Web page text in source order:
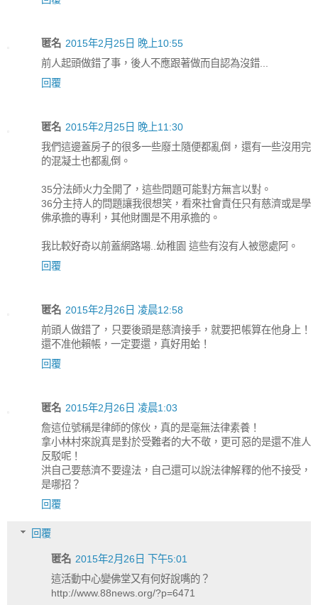
匿名 2015年2月25日 晚上10:55
前人起頭做錯了事，後人不應跟著做而自認為沒錯...
回覆
匿名 2015年2月25日 晚上11:30
我們這邊蓋房子的很多一些廢土隨便都亂倒，還有一些沒用完
的混凝土也都亂倒。
35分法師火力全開了，這些問題可能對方無言以對。
36分主持人的問題讓我很想笑，看來社會責任只有慈濟或是學
佛承擔的專利，其他財團是不用承擔的。
我比較好奇以前蓋網路場..幼稚園 這些有沒有人被懲處阿。
回覆
匿名 2015年2月26日 凌晨12:58
前頭人做錯了，只要後頭是慈濟接手，就要把帳算在他身上！
還不准他賴帳，一定要還，真好用蛤！
回覆
匿名 2015年2月26日 凌晨1:03
詹這位號稱是律師的傢伙，真的是毫無法律素養！
拿小林村來說真是對於受難者的大不敬，更可惡的是還不准人
反駁呢！
洪自己要慈濟不要違法，自己還可以說法律解釋的他不接受，
是哪招？
回覆
回覆
匿名 2015年2月26日 下午5:01
這活動中心變佛堂又有何好說嘴的？
http://www.88news.org/?p=6471